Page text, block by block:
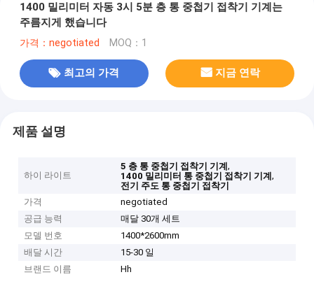
1400 밀리미터 자동 3시 5분 층 통 중첩기 접착기 기계는
주름지게 했습니다
가격：negotiated MOQ：1
최고의 가격 지금 연락
제품 설명
하이 라이트
5 층 통 중첩기 접착기 기계,
1400 밀리미터 통 중첩기 접착기 기계,
전기 주도 통 중첩기 접착기
가격
negotiated
공급 능력
매달 30개 세트
모델 번호
1400*2600mm
배달 시간
15-30 일
브랜드 이름
Hh